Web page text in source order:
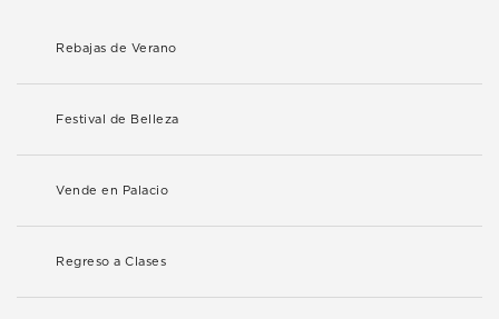
Rebajas de Verano
Festival de Belleza
Vende en Palacio
Regreso a Clases